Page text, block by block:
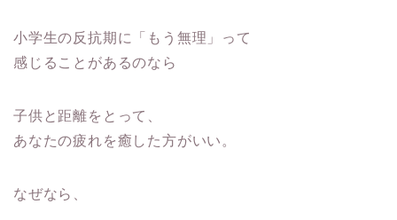
小学生の反抗期に「もう無理」って
感じることがあるのなら
子供と距離をとって、
あなたの疲れを癒した方がいい。
なぜなら、